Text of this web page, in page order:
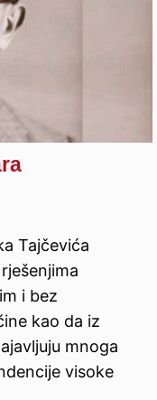
Tajčevića
i bez
kao da iz
mnoga
visoke